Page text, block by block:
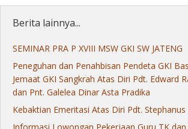
Berita lainnya...
SEMINAR PRA P XVIII MSW GKI SW JATENG
Peneguhan dan Penahbisan Pendeta GKI
Jemaat GKI Sangkrah Atas Diri Pdt. Edward
dan Pnt. Galelea Dinar Asta Pradika
Kebaktian Emeritasi Atas Diri Pdt. Stephanus